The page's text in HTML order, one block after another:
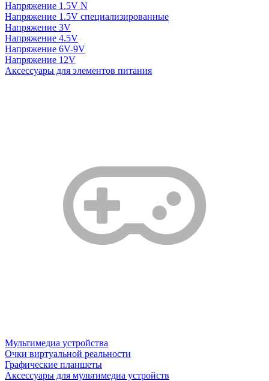
Напряжение 1.5V N
Напряжение 1.5V специализированные
Напряжение 3V
Напряжение 4.5V
Напряжение 6V-9V
Напряжение 12V
Аксессуары для элементов питания
Мультимедиа устройства
Очки виртуальной реальности
Графические планшеты
Аксессуары для мультимедиа устройств